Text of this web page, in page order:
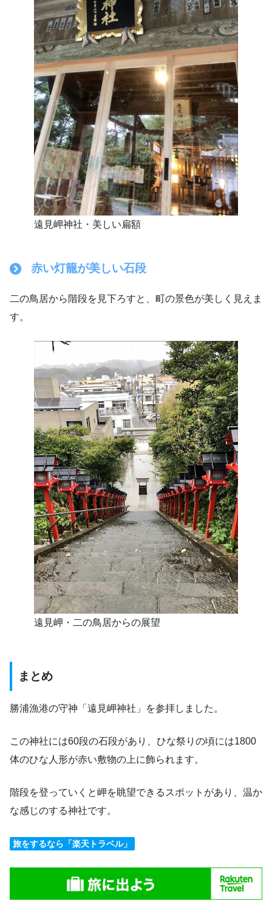
遠見岬神社・美しい扁額
赤い灯籠が美しい石段
二の鳥居から階段を見下ろすと、町の景色が美しく見えま
す。
遠見岬・二の鳥居からの展望
まとめ
勝浦漁港の守神「遠見岬神社」を参拝しました。
この神社には60段の石段があり、ひな祭りの頃には1800
体のひな人形が赤い敷物の上に飾られます。
階段を登っていくと岬を眺望できるスポットがあり、温か
な感じのする神社です。
旅をするなら「楽天トラベル」